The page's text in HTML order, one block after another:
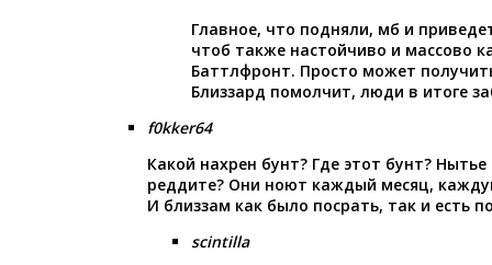
Главное, что подняли, мб и
чтоб также настойчиво и массово
Баттлфронт. Просто может
Близзард помолчит, люди в итоге
f0kker64
Какой нахрен бунт? Где этот бунт?
реддите? Они ноют каждый месяц,
И близзам как было посрать, так и есть
scintilla